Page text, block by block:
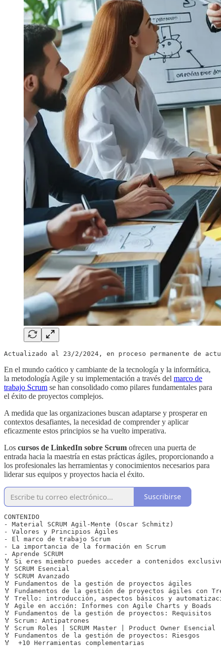
Actualizado al 23/2/2024, en proceso permanente de
En el mundo caótico y cambiante de la tecnología y la informática,
la metodología Agile y su implementación a través del marco de
trabajo Scrum se han consolidado como pilares fundamentales para
el éxito de proyectos complejos.
A medida que las organizaciones buscan adaptarse y prosperar en
contextos desafiantes, la necesidad de comprender y aplicar
eficazmente estos principios se ha vuelto imperativa.
Los cursos de LinkedIn sobre Scrum ofrecen una puerta de
entrada hacia la maestría en estas prácticas ágiles, proporcionando a
los profesionales las herramientas y conocimientos necesarios para
liderar sus equipos y proyectos hacia el éxito.
Suscribirse
CONTENIDO
- Material SCRUM Agil-Mente (Oscar Schmitz)
- Valores y Principios Ágiles
- El marco de trabajo Scrum
- La importancia de la formación en Scrum
- Aprende SCRUM
🏅 Si eres miembro puedes acceder a contenidos
🏅 SCRUM Esencial
🏅 SCRUM Avanzado
🏅 Fundamentos de la gestión de proyectos ágiles
🏅 Fundamentos de la gestión de proyectos ágiles con
🏅 Trello: introducción, aspectos básicos y
🏅 Agile en acción: Informes con Agile Charts y Boads
🏅 Fundamentos de la gestión de proyectos: Requisitos
🏅 Scrum: Antipatrones
🏅 Scrum Roles | SCRUM Master | Product Owner
🏅 Fundamentos de la gestión de proyectos: Riesgos
🏅  +10 Herramientas complementarias